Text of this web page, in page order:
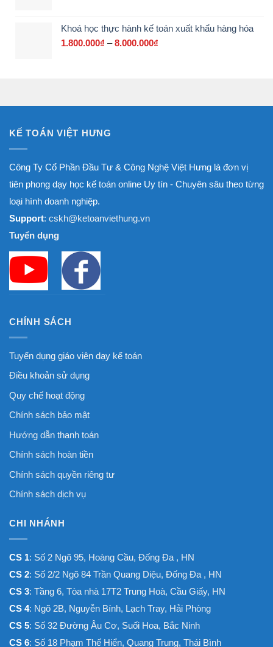
1.800.000₫
Khoá học thực hành kế toán xuất khẩu hàng hóa
1.800.000₫ – 8.000.000₫
KẾ TOÁN VIỆT HƯNG
Công Ty Cổ Phần Đầu Tư & Công Nghệ Việt Hưng là đơn vị
tiên phong dạy học kế toán online Uy tín - Chuyên sâu theo từng
loại hình doanh nghiệp.
Support: cskh@ketoanviethung.vn
Tuyển dụng
CHÍNH SÁCH
Tuyển dụng giáo viên dạy kế toán
Điều khoản sử dụng
Quy chế hoạt động
Chính sách bảo mật
Hướng dẫn thanh toán
Chính sách hoàn tiền
Chính sách quyền riêng tư
Chính sách dịch vụ
CHI NHÁNH
CS 1: Số 2 Ngõ 95, Hoàng Cầu, Đống Đa , HN
CS 2: Số 2/2 Ngõ 84 Trần Quang Diệu, Đống Đa , HN
CS 3: Tầng 6, Tòa nhà 17T2 Trung Hoà, Cầu Giấy, HN
CS 4: Ngõ 2B, Nguyễn Bính, Lạch Tray, Hải Phòng
CS 5: Số 32 Đường Âu Cơ, Suối Hoa, Bắc Ninh
CS 6: Số 18 Phạm Thế Hiển, Quang Trung, Thái Bình